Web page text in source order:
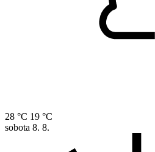
28 °C 19 °C
sobota 8. 8.